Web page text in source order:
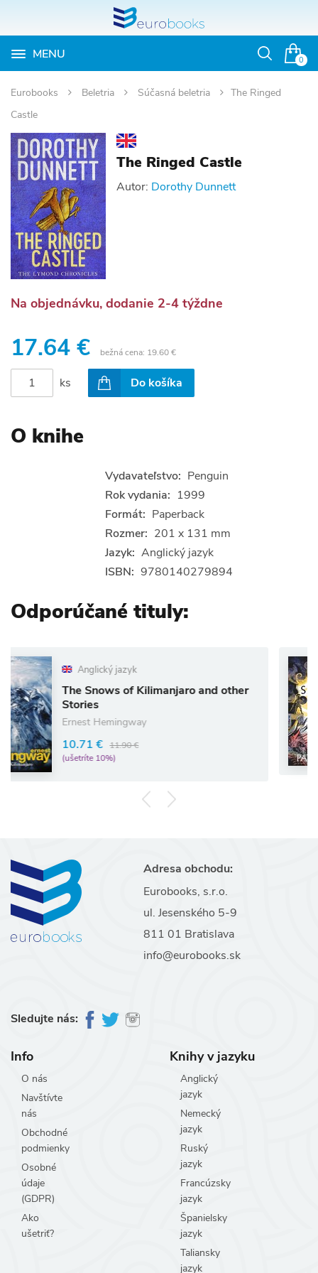
0
MENU
Otvoriť
Eurobooks Beletria Súčasná beletria
The Ringed
Castle
The Ringed Castle
Autor: Dorothy Dunnett
Na objednávku, dodanie 2-4 týždne
17.64 € bežná cena: 19.60 €
ks Do košíka
O knihe
Vydavateľstvo: Penguin
Rok vydania: 1999
Formát: Paperback
Rozmer: 201 x 131 mm
Jazyk: Anglický jazyk
ISBN: 9780140279894
Odporúčané tituly:
jazyk
Snows of Kilimanjaro and other
Hemingway
€ 11.90 €
10%)
The
Pat
Adresa obchodu:
Eurobooks, s.r.o.
ul. Jesenského 5-9
811 01 Bratislava
info@eurobooks.sk
Sledujte nás:
Info
O nás
Navštívte
nás
Obchodné
podmienky
Osobné
údaje
(GDPR)
Ako
ušetriť?
Knihy v jazyku
Anglický
jazyk
Nemecký
jazyk
Ruský
jazyk
Francúzsky
jazyk
Španielsky
jazyk
Taliansky
jazyk